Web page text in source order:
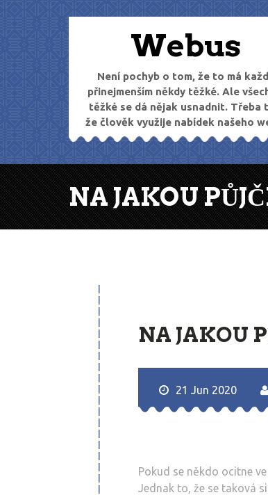
Webus
Není pochyb o tom, že to má
přinejmenším někdy těžké. Ale
těžké se dá nějak usnadnit. Třeba
že člověk využije nabídek našeho
NA JAKOU
NA JAKOU
21 Jun 2020
Pokud se někdo ocitne
Jednak to, že se taková